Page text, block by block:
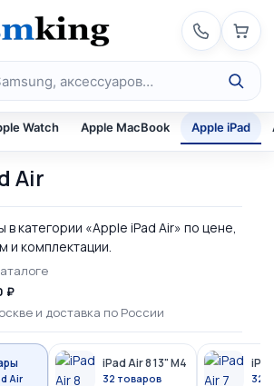
Watch Apple MacBook Apple iPad
Air
в категории «Apple iPad Air» по цене,
и комплектации.
₽
и доставка по России
Air
iPad Air 8 13" M4
32 товаров 32